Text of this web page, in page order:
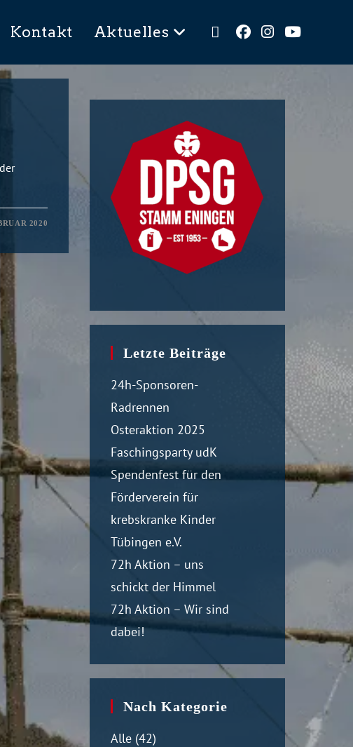
Kontakt Aktuelles
2020
Letzte Beiträge
24h-Sponsoren-
Radrennen
Osteraktion 2025
Faschingsparty udK
Spendenfest für den
Förderverein für
krebskranke Kinder
Tübingen e.V.
72h Aktion – uns
schickt der Himmel
72h Aktion – Wir sind
dabei!
Nach Kategorie
Alle (42)